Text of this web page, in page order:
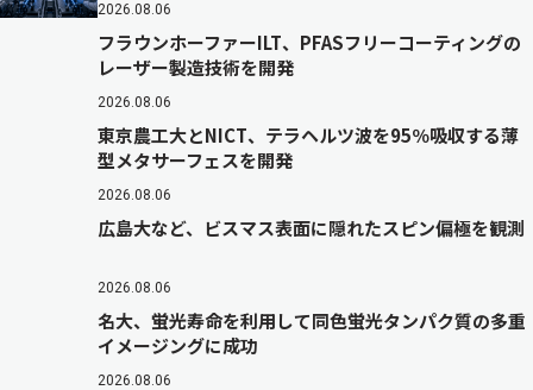
2026.08.06
フラウンホーファーILT、PFASフリーコーティングの
レーザー製造技術を開発
2026.08.06
東京農工大とNICT、テラヘルツ波を95％吸収する薄
型メタサーフェスを開発
2026.08.06
広島大など、ビスマス表面に隠れたスピン偏極を観測
2026.08.06
名大、蛍光寿命を利用して同色蛍光タンパク質の多重
イメージングに成功
2026.08.06